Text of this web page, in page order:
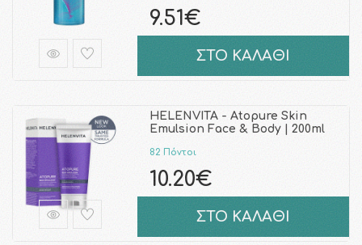
9.51€
ΣΤΟ ΚΑΛΑΘΙ
HELENVITA - Atopure Skin
Emulsion Face & Body | 200ml
82 Πόντοι
10.20€
ΣΤΟ ΚΑΛΑΘΙ